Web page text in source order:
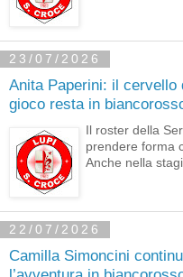
23/07/2026
Anita Paperini: il cervello
gioco resta in
Il roster della
prendere forma
Anche nella
22/07/2026
Camilla Simoncini